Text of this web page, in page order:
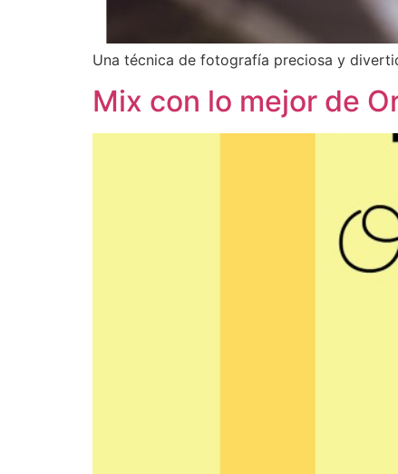
Una técnica de fotografía preciosa y
Mix con lo mejor de